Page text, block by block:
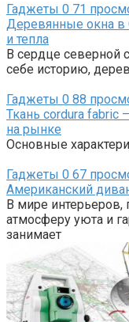
Гаджеты 0 71
Деревянные окна в
и тепла
В сердце северной
себе историю,
Гаджеты 0 88
Ткань cordura fabric
на рынке
Основные
Гаджеты 0 67
Американский
В мире интерьеров,
атмосферу уюта и
занимает